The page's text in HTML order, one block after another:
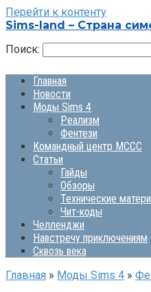
Перейти к контенту
Sims-land – Страна
Поиск:
Главная
Новости
Моды Sims 4
Реализм
Фентези
Командный центр MCCC
Статьи
Гайды
Обзоры
Технические
Чит-коды
Челленджи
Навстречу приключениям
Сквозь века
Главная » Моды Sims 4 »